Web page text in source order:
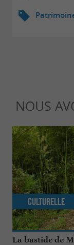
NOUS
La bastide de
Culturelle